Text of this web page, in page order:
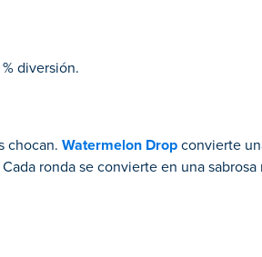
diversión.
chocan. Watermelon Drop convierte
ronda se convierte en una